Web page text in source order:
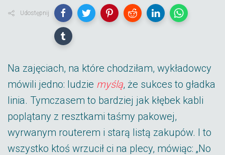
Udostępnij
Na zajęciach, na które chodziłam, wykładowcy
mówili jedno: ludzie myślą, że sukces to gładka
linia. Tymczasem to bardziej jak kłębek kabli
poplątany z resztkami taśmy pakowej,
wyrwanym routerem i starą listą zakupów. I to
wszystko ktoś wrzucił ci na plecy, mówiąc: „No